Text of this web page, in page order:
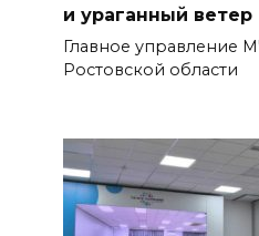
и ураганный ветер
Главное управление
Ростовской области